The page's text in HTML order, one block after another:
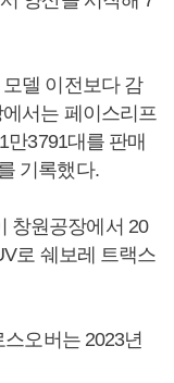
델 이전보다 감
서는 페이스리프
만3791대를 판매
기록했다.
창원공장에서 20
로 쉐보레 트랙스
오버는 2023년